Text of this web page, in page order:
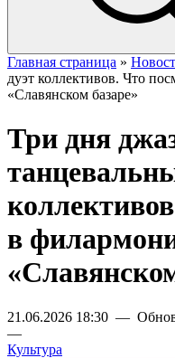
Главная страница »
дуэт коллективов. Что
«Славянском базаре»
Три дня
в
21.06.2026 18:30 —
—
Культура